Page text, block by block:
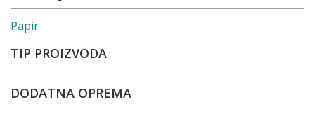
Papir
TIP PROIZVODA
DODATNA OPREMA